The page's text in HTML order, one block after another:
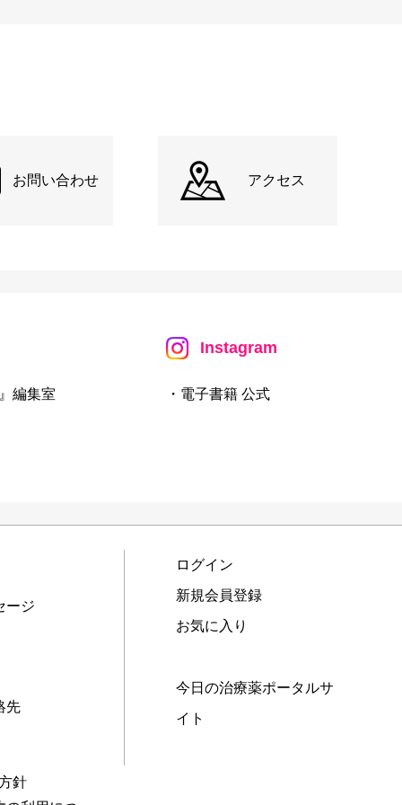
お問い合わせ アクセス
編集室
Instagram
・電子書籍 公式
ージ
先
針
ログイン
新規会員登録
お気に入り
今日の治療薬ポータルサ
イト